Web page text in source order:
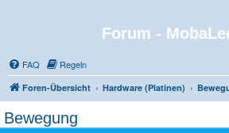
Forum -
FAQ Regeln
Foren-Übersicht Hardware (Platinen)
Bewegung